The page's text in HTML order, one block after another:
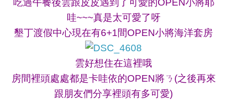
吃過午餐後雲跟皮皮遇到了可愛的OPEN小將耶
哇~~~真是太可愛了呀
墾丁渡假中心現在有6+1間OPEN小將海洋套房
雲好想住在這裡哦
房間裡頭處處都是卡哇依的OPEN將ㄋ(之後再來
跟朋友們分享裡頭有多可愛)